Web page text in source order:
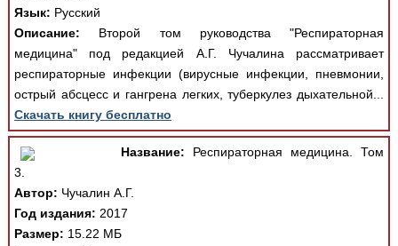
Язык: Русский
Описание: Второй том руководства "Респираторная
медицина" под редакцией А.Г. Чучалина рассматривает
респираторные инфекции (вирусные инфекции, пневмонии,
острый абсцесс и гангрена легких, туберкулез дыхательной...
Скачать книгу бесплатно
Название: Респираторная медицина. Том
3.
Автор: Чучалин А.Г.
Год издания: 2017
Размер: 15.22 МБ